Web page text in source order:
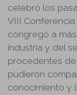
celebró los
VIII
congregó a
industria y del
procedentes
pudieron
conocimiento y